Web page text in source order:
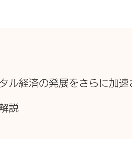
ル経済の発展をさらに加
説